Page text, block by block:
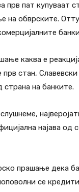
прв пат купуваат
на обврските.
каква е
прв стан,
страна на банките.
најава
прашање дека
се